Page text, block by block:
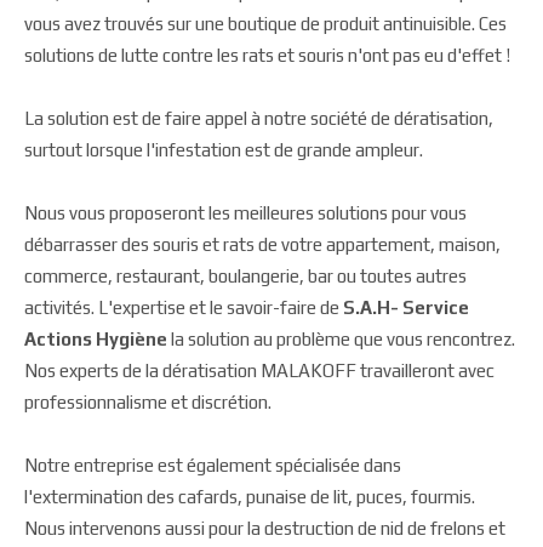
vous avez trouvés sur une boutique de produit antinuisible. Ces
solutions de lutte contre les rats et souris n'ont pas eu d'effet !
La solution est de faire appel à notre société de dératisation,
surtout lorsque l'infestation est de grande ampleur.
Nous vous proposeront les meilleures solutions pour vous
débarrasser des souris et rats de votre appartement, maison,
commerce, restaurant, boulangerie, bar ou toutes autres
activités. L'expertise et le savoir-faire de S.A.H- Service
Actions Hygiène la solution au problème que vous rencontrez.
Nos experts de la dératisation MALAKOFF travailleront avec
professionnalisme et discrétion.
Notre entreprise est également spécialisée dans
l'extermination des cafards, punaise de lit, puces, fourmis.
Nous intervenons aussi pour la destruction de nid de frelons et